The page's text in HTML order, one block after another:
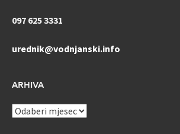
097 625 3331
urednik@vodnjanski.info
ARHIVA
ARHIVA